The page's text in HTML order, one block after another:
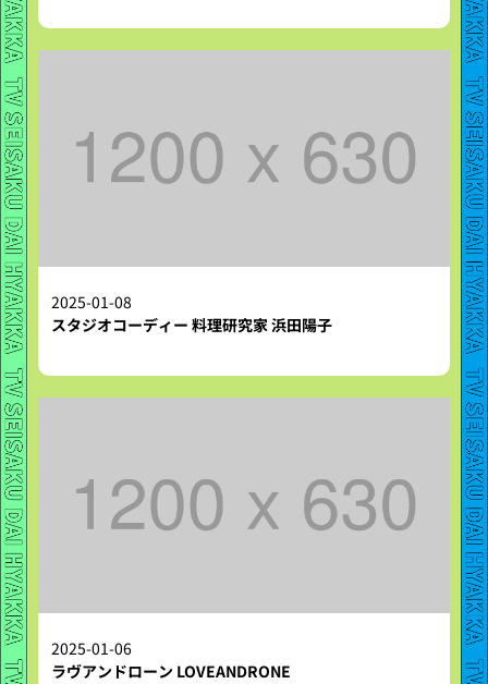
2025-01-08
スタジオコーディー 料理研究家 浜田陽子
2025-01-06
ラヴアンドローン LOVEANDRONE